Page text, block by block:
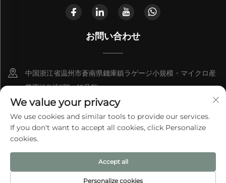
お問い合わせ
中国浙江省温州市蒼南県錢庫鎮ラゲージ小規模・マイクロ産
業園地B棟2階、15号館
+86-13868363329
[email protected]
© 2025 温州エイトバッグ有限公司 プライバシーポリシー
We value your privacy
We use cookies and similar tools to provide our services.
If you don't want to accept all cookies, click Personalize
cookies.
Personalize cookies
Accept all